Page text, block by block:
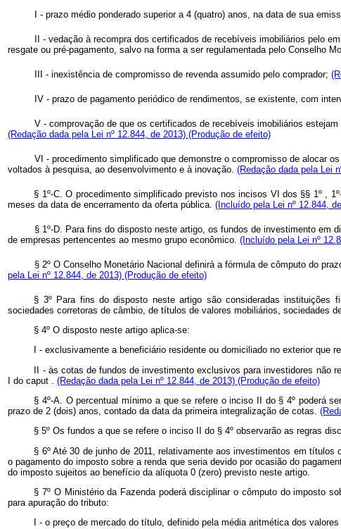
I - prazo médio ponderado superior a 4 (quatro) anos, na data de sua
II - vedação à recompra dos certificados de recebíveis imobiliários pelo
resgate ou pré-pagamento, salvo na forma a ser regulamentada pelo Conselho
III - inexistência de compromisso de revenda assumido pelo comprador;
IV - prazo de pagamento periódico de rendimentos, se existente, com
V - comprovação de que os certificados de recebíveis imobiliários
(Redação dada pela Lei nº 12.844, de 2013) (Produção de efeito)
VI - procedimento simplificado que demonstre o compromisso de alocar
voltados à pesquisa, ao desenvolvimento e à inovação. (Redação dada pela Lei
§ 1º-C. O procedimento simplificado previsto nos incisos VI dos §§ 1º ,
meses da data de encerramento da oferta pública. (Incluído pela Lei nº 12.844,
§ 1º-D. Para fins do disposto neste artigo, os fundos de investimento
de empresas pertencentes ao mesmo grupo econômico. (Incluído pela Lei nº
§ 2º O Conselho Monetário Nacional definirá a fórmula de cômputo do
pela Lei nº 12.844, de 2013) (Produção de efeito)
§ 3º Para fins do disposto neste artigo são consideradas instituições
sociedades corretoras de câmbio, de títulos de valores mobiliários, sociedades
§ 4º O disposto neste artigo aplica-se:
I - exclusivamente a beneficiário residente ou domiciliado no exterior
II - às cotas de fundos de investimento exclusivos para investidores não
I do caput (Redação dada pela Lei nº 12.844, de 2013) (Produção de efeito)
§ 4º-A. O percentual mínimo a que se refere o inciso II do § 4º poderá
prazo de 2 (dois) anos, contado da data da primeira integralização de cotas.
§ 5º Os fundos a que se refere o inciso II do § 4º observarão as regras
§ 6º Até 30 de junho de 2011, relativamente aos investimentos em
o pagamento do imposto sobre a renda que seria devido por ocasião do
do imposto sujeitos ao benefício da alíquota 0 (zero) previsto neste artigo.
§ 7º O Ministério da Fazenda poderá disciplinar o cômputo do imposto
para apuração do tributo:
I - o preço de mercado do título, definido pela média aritmética dos